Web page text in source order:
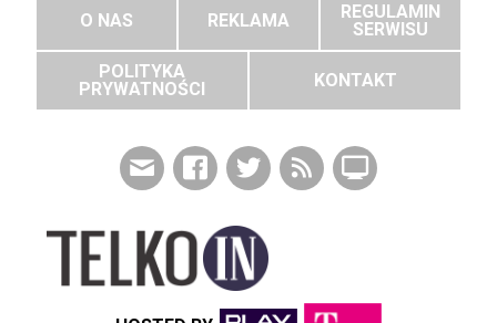
O NAS REKLAMA
REGULAMIN
SERWISU
POLITYKA
PRYWATNOŚCI
KONTAKT